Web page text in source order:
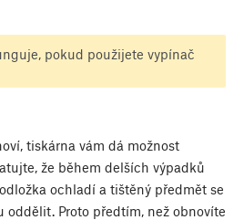
pokud použijete vypínač
tiskárna vám dá možnost
že během delších výpadků
ochladí a tištěný předmět se
oddělit. Proto předtím, než obnovíte